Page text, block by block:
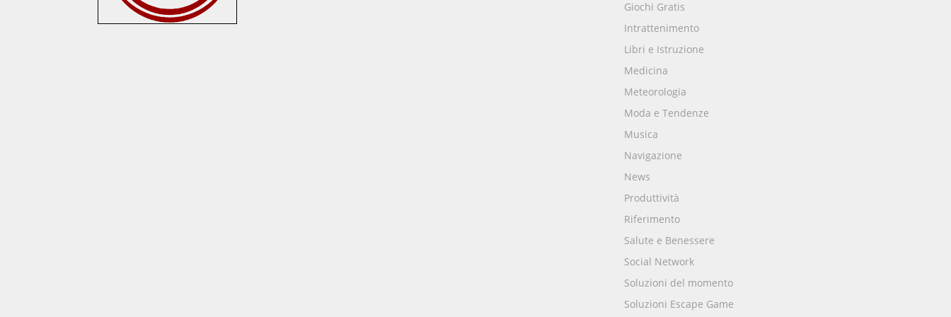
Giochi Gratis
Intrattenimento
Libri e Istruzione
Medicina
Meteorologia
Moda e Tendenze
Musica
Navigazione
News
Produttività
Riferimento
Salute e Benessere
Social Network
Soluzioni del momento
Soluzioni Escape Game